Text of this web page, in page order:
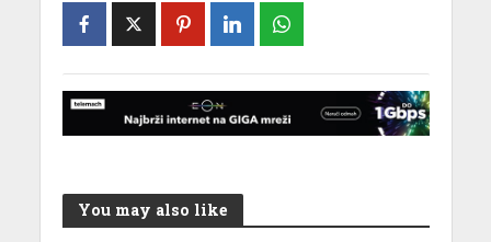
You may also like